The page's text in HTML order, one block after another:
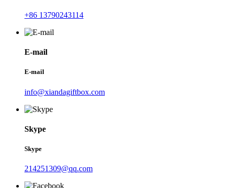
+86 13790243114
E-mail
E-mail
info@xiandagiftbox.com
Skype
Skype
214251309@qq.com